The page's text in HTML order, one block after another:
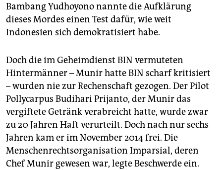
Bambang Yudhoyono nannte die Aufklärung
dieses Mordes einen Test dafür, wie weit
Indonesien sich demokratisiert habe.
Doch die im Geheimdienst BIN vermuteten
Hintermänner – Munir hatte BIN scharf kritisiert
– wurden nie zur Rechenschaft gezogen. Der Pilot
Pollycarpus Budihari Prijanto, der Munir das
vergiftete Getränk verabreicht hatte, wurde zwar
zu 20 Jahren Haft verurteilt. Doch nach nur sechs
Jahren kam er im November 2014 frei. Die
Menschenrechtsorganisation Imparsial, deren
Chef Munir gewesen war, legte Beschwerde ein.